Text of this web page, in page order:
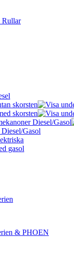
Rullar
skorsten
skorsten
Diesel/Gasol
Gasol
gasol
& PHOEN